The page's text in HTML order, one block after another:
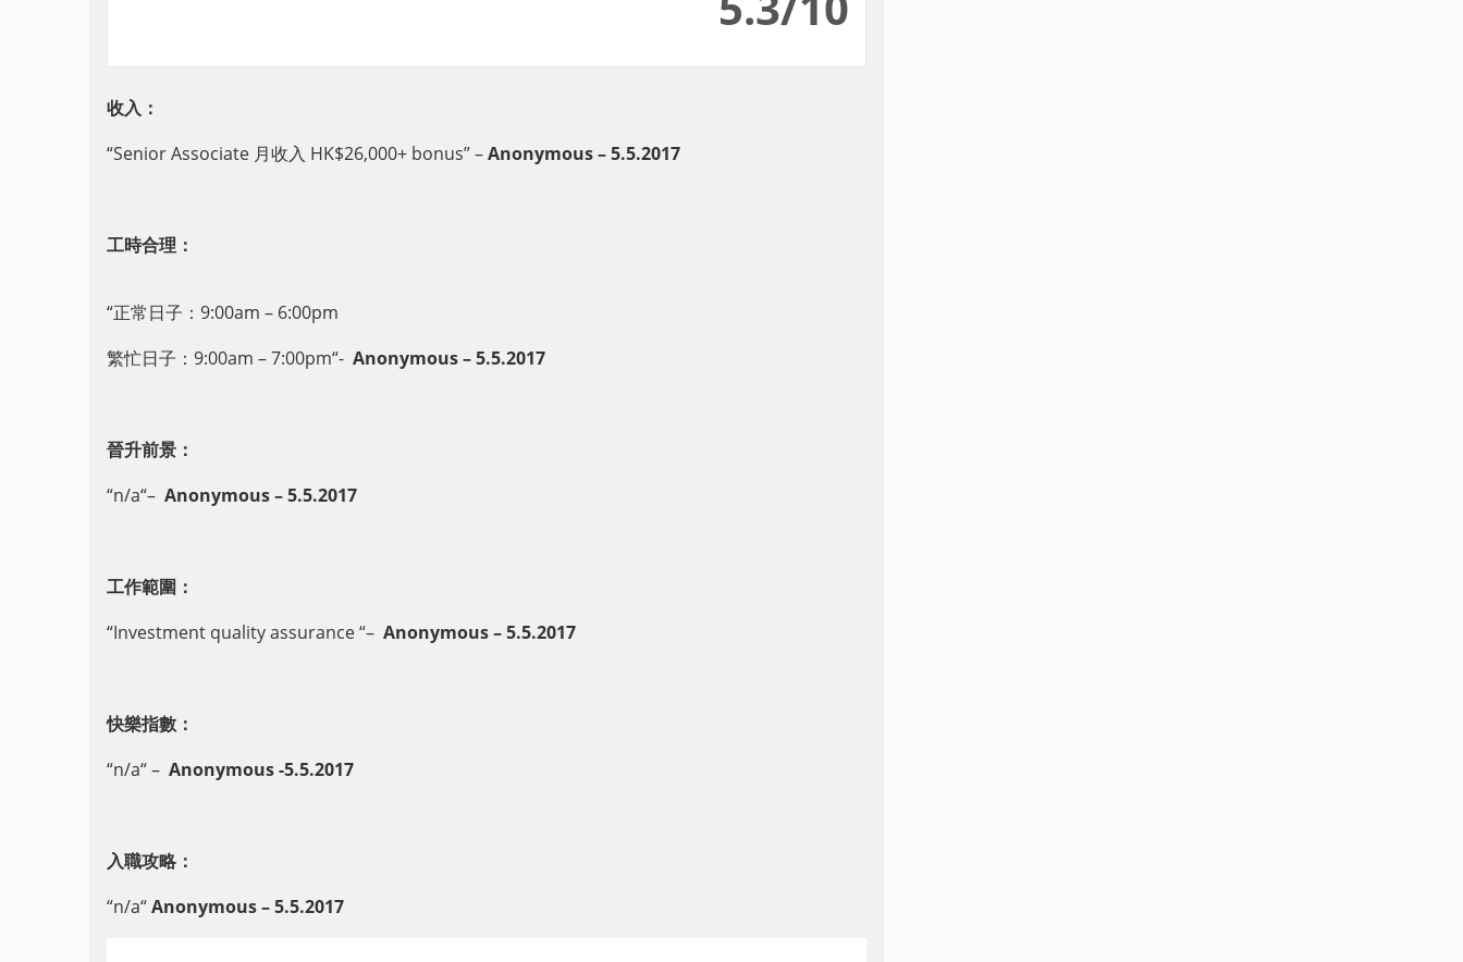
收入：
“Senior Associate 月收入 HK$26,000+ bonus” –Anonymous– 5.5.2017
工時合理：
“正常日子：9:00am – 6:00pm
繁忙日子：9:00am – 7:00pm“- Anonymous – 5.5.2017
晉升前景：
“n/a“– Anonymous – 5.5.2017
工作範圍：
“Investment quality assurance“– Anonymous – 5.5.2017
快樂指數：
“n/a“– Anonymous -5.5.2017
入職攻略：
“n/a“Anonymous – 5.5.2017